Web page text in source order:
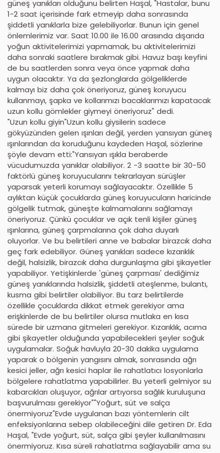
güneş yanıkları olduğunu belirten Haşal, "Hastalar, bunu
1-2 saat içerisinde fark etmeyip daha sonrasında
şiddetli yanıklarla bize gelebiliyorlar. Bunun için genel
önlemlerimiz var. Saat 10.00 ile 16.00 arasında dışarıda
yoğun aktivitelerimizi yapmamak, bu aktivitelerimizi
daha sonraki saatlere bırakmak gibi. Havuz başı keyfini
de bu saatlerden sonra veya önce yapmak daha
uygun olacaktır. Ya da şezlonglarda gölgeliklerde
kalmayı biz daha çok öneriyoruz, güneş koruyucu
kullanmayı, şapka ve kollarımızı bacaklarımızı kapatacak
uzun kollu gömlekler giymeyi öneriyoruz" dedi.
"Uzun kollu giyin"Uzun kollu giysilerin sadece
gökyüzünden gelen ışınları değil, yerden yansıyan güneş
ışınlarından da koruduğunu kaydeden Haşal, sözlerine
şöyle devam etti:"Yansıyan ışıkla beraberde
vücudumuzda yanıklar olabiliyor. 2 -3 saatte bir 30-50
faktörlü güneş koruyucularını tekrarlayan sürüşler
yaparsak yeterli korumayı sağlayacaktır. Özellikle 5
aylıktan küçük çocuklarda güneş koruyucuların haricinde
gölgelik tutmak, güneşte kalmamalarını sağlamayı
öneriyoruz. Çünkü çocuklar ve açık tenli kişiler güneş
ışınlarına, güneş çarpmalarına çok daha duyarlı
oluyorlar. Ve bu belirtileri anne ve babalar birazcık daha
geç fark edebiliyor. Güneş yanıkları sadece kızarıklık
değil, halsizlik, birazcık daha durgunlaşma gibi şikayetler
yapabiliyor. Yetişkinlerde 'güneş çarpması' dediğimiz
güneş yanıklarında halsizlik, şiddetli ateşlenme, bulantı,
kusma gibi belirtiler olabiliyor. Bu tarz belirtilerde
özellikle çocuklarda dikkat etmek gerekiyor ama
erişkinlerde de bu belirtiler olursa mutlaka en kısa
sürede bir uzmana gitmeleri gerekiyor. Kızarıklık, acıma
gibi şikayetler olduğunda yapabilecekleri şeyler soğuk
uygulamalar. Soğuk havluyla 20-30 dakika uygulama
yaparak o bölgenin yangısını almak, sonrasında ağrı
kesici jeller, ağrı kesici haplar ile rahatlatıcı losyonlarla
bölgelere rahatlatma yapabilirler. Bu yeterli gelmiyor su
kabarcıkları oluşuyor, ağrılar artıyorsa sağlık kuruluşuna
başvurulması gerekiyor""Yoğurt, süt ve salça
önermiyoruz"Evde uygulanan bazı yöntemlerin cilt
enfeksiyonlarına sebep olabileceğini dile getiren Dr. Eda
Haşal, "Evde yoğurt, süt, salça gibi şeyler kullanılmasını
önermiyoruz. Kısa süreli rahatlatma sağlayabilir ama su